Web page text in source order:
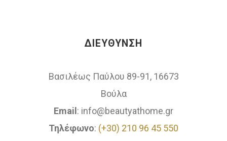
ΔΙΕΎΘΥΝΣΗ
Βασιλέως Παύλου 89-91, 16673
Βούλα
Email : info@beautyathome.gr
Τηλέφωνο: (+30) 210 96 45 550